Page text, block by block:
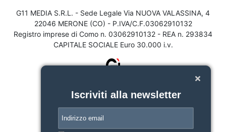
G11 MEDIA S.R.L. - Sede Legale Via NUOVA VALASSINA, 4
22046 MERONE (CO) - P.IVA/C.F.03062910132
Registro imprese di Como n. 03062910132 - REA n. 293834
CAPITALE SOCIALE Euro 30.000 i.v.
Iscriviti alla newsletter